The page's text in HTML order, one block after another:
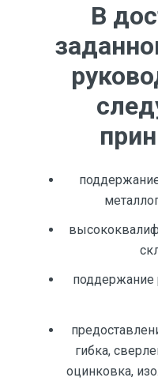
В
поддержание
гибка,
оцинковка,